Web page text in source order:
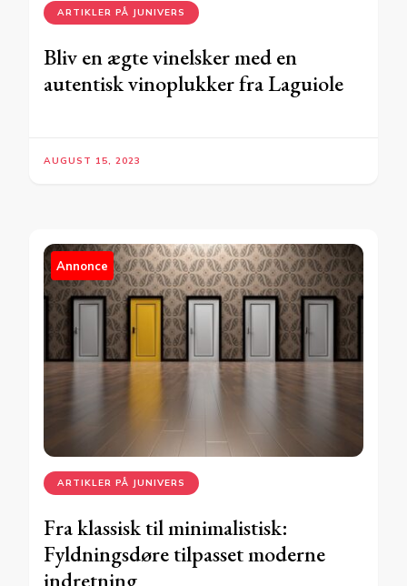
ARTIKLER PÅ JUNIVERS
Bliv en ægte vinelsker med en
autentisk vinoplukker fra Laguiole
AUGUST 15, 2023
Annonce
ARTIKLER PÅ JUNIVERS
Fra klassisk til minimalistisk:
Fyldningsdøre tilpasset moderne